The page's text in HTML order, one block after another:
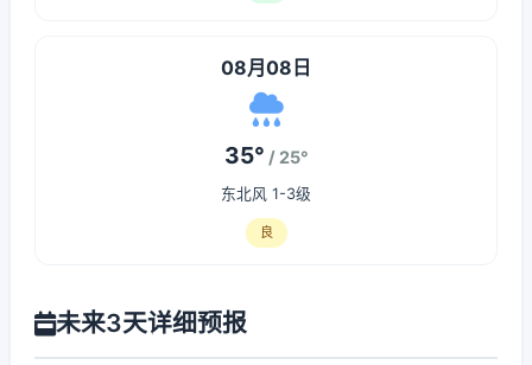
08月08日
35° / 25°
东北风 1-3级
良
未来3天详细预报